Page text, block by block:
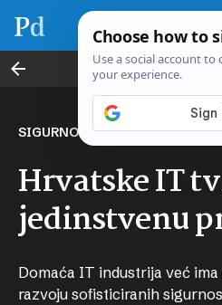
Svijet
SIGURNOSNA RJEŠENJA
Hrvatske IT
jedinstvenu
Domaća IT industrija već
razvoju sofisticiranih